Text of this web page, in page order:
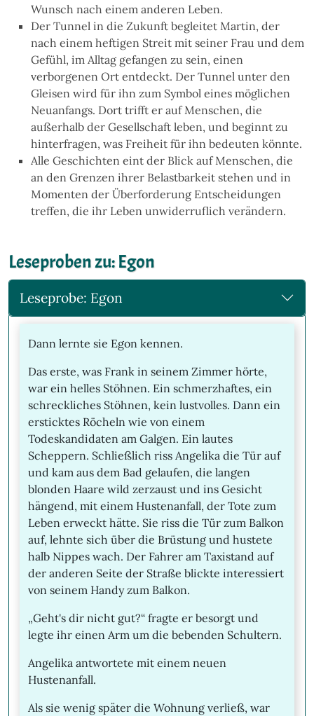
Wunsch nach einem anderen Leben.
Der Tunnel in die Zukunft begleitet Martin, der
nach einem heftigen Streit mit seiner Frau und dem
Gefühl, im Alltag gefangen zu sein, einen
verborgenen Ort entdeckt. Der Tunnel unter den
Gleisen wird für ihn zum Symbol eines möglichen
Neuanfangs. Dort trifft er auf Menschen, die
außerhalb der Gesellschaft leben, und beginnt zu
hinterfragen, was Freiheit für ihn bedeuten könnte.
Alle Geschichten eint der Blick auf Menschen, die
an den Grenzen ihrer Belastbarkeit stehen und in
Momenten der Überforderung Entscheidungen
treffen, die ihr Leben unwiderruflich verändern.
Leseproben zu: Egon
Leseprobe: Egon
Dann lernte sie Egon kennen.
Das erste, was Frank in seinem Zimmer hörte,
war ein helles Stöhnen. Ein schmerzhaftes, ein
schreckliches Stöhnen, kein lustvolles. Dann ein
ersticktes Röcheln wie von einem
Todeskandidaten am Galgen. Ein lautes
Scheppern. Schließlich riss Angelika die Tür auf
und kam aus dem Bad gelaufen, die langen
blonden Haare wild zerzaust und ins Gesicht
hängend, mit einem Hustenanfall, der Tote zum
Leben erweckt hätte. Sie riss die Tür zum Balkon
auf, lehnte sich über die Brüstung und hustete
halb Nippes wach. Der Fahrer am Taxistand auf
der anderen Seite der Straße blickte interessiert
von seinem Handy zum Balkon.
„Geht's dir nicht gut?“ fragte er besorgt und
legte ihr einen Arm um die bebenden Schultern.
Angelika antwortete mit einem neuen
Hustenanfall.
Als sie wenig später die Wohnung verließ, war